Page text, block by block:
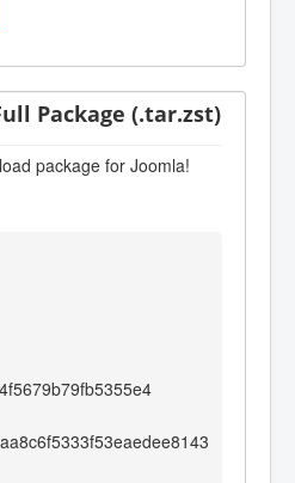
Package (.tar.zst)
package for Joomla!